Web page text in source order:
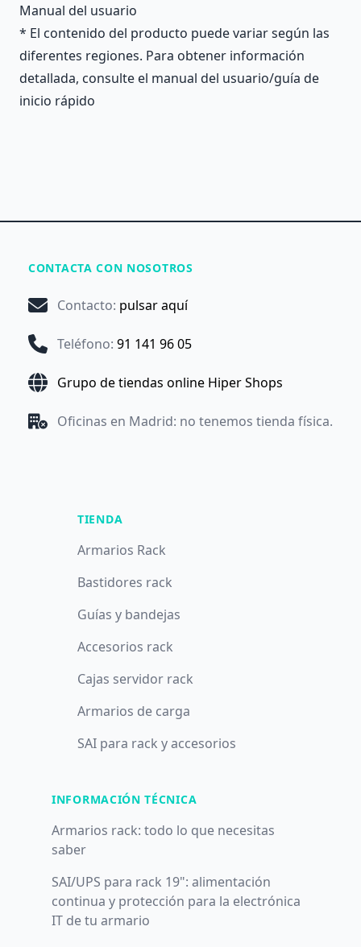
Manual del usuario
* El contenido del producto puede variar según las
diferentes regiones. Para obtener información
detallada, consulte el manual del usuario/guía de
inicio rápido
CONTACTA CON NOSOTROS
Contacto: pulsar aquí
Teléfono: 91 141 96 05
Grupo de tiendas online Hiper Shops
Oficinas en Madrid: no tenemos tienda física.
TIENDA
Armarios Rack
Bastidores rack
Guías y bandejas
Accesorios rack
Cajas servidor rack
Armarios de carga
SAI para rack y accesorios
INFORMACIÓN TÉCNICA
Armarios rack: todo lo que necesitas
saber
SAI/UPS para rack 19": alimentación
continua y protección para la electrónica
IT de tu armario